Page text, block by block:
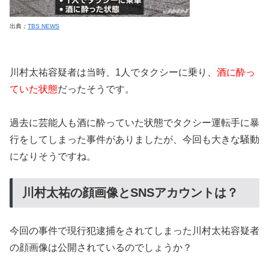
出典； TBS NEWS
川村太祐容疑者は当時、1人でタクシーに乗り、 酒に酔っ
ていた状態だったそうです。
過去に芸能人も酒に酔っていた状態でタクシー運転手に暴
行をしてしまった事件がありましたが、今回も大きな騒動
になりそうですね。
川村太祐の顔画像とSNSアカウントは？
今回の事件で現行犯逮捕をされてしまった川村太祐容疑者
の顔画像は公開されているのでしょうか？